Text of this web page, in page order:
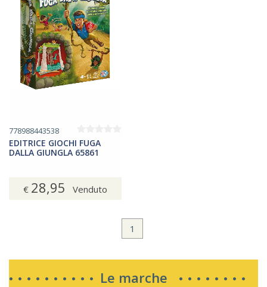
778988443538
EDITRICE GIOCHI FUGA
DALLA GIUNGLA 65861
€ 28,95 Venduto
1
Le marche